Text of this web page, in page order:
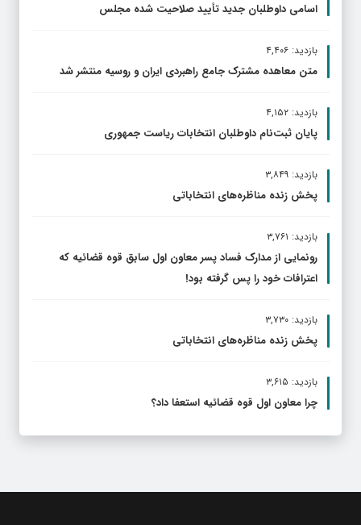
اسامی داوطلبان جدید تأیید صلاحیت شده مجلس
بازدید: ۴,۴۰۶
متن معاهده مشترک جامع راهبردی ایران و روسیه منتشر شد
بازدید: ۴,۱۵۲
پایان ثبت‌نام داوطلبان انتخابات ریاست جمهوری
بازدید: ۳,۸۴۹
پخش زنده مناظره‌های انتخاباتی
بازدید: ۳,۷۶۱
رونمایی از مدارک فساد پسر معاون اول سابق قوه قضائیه که
اعترافات خود را پس گرفته بود!
بازدید: ۳,۷۳۰
پخش زنده مناظره‌های انتخاباتی
بازدید: ۳,۶۱۵
چرا معاون اول قوه قضائیه استعفا داد؟